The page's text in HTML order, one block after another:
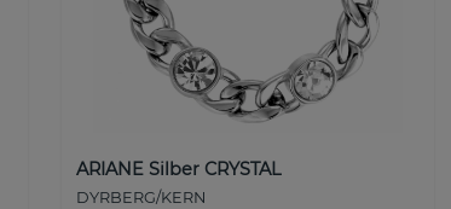
ARIANE Silber CRYSTAL
DYRBERG/KERN